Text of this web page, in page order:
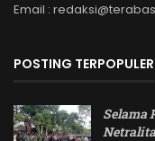
Email :
POSTING TERPOPULER
Selama